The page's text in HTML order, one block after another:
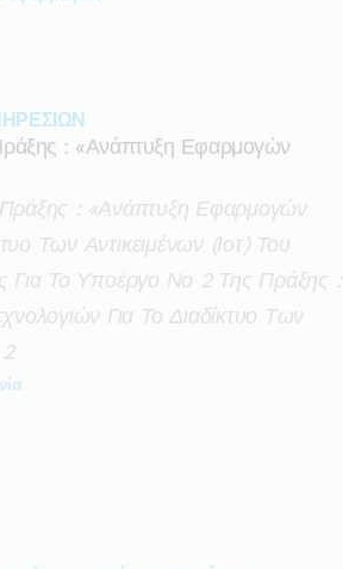
: «ανάπτυξη Εφαρμογών
: «ανάπτυξη Εφαρμογών
Των Αντικειμένων (ιοτ) Του
Για Το Υποέργο Νο 2 Της Πράξης :
Για Το Διαδίκτυο Των